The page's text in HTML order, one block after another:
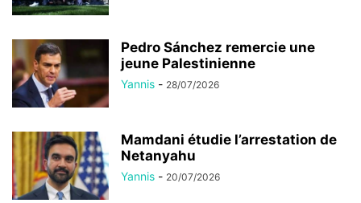
Pedro Sánchez remercie une
jeune Palestinienne
Yannis - 28/07/2026
Mamdani étudie l’arrestation de
Netanyahu
Yannis - 20/07/2026